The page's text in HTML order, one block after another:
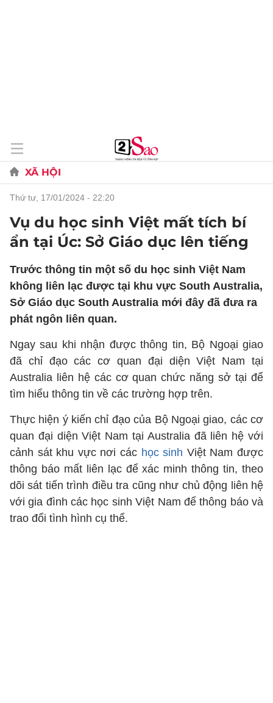
XÃ HỘI
thứ tư, 17/01/2024 - 22:20
Vụ du học sinh Việt mất tích bí
ẩn tại Úc: Sở Giáo dục lên tiếng
Trước thông tin một số du học sinh Việt Nam
không liên lạc được tại khu vực South Australia,
Sở Giáo dục South Australia mới đây đã đưa ra
phát ngôn liên quan.
Ngay sau khi nhận được thông tin, Bộ Ngoại giao
đã chỉ đạo các cơ quan đại diện Việt Nam tại
Australia liên hệ các cơ quan chức năng sở tại để
tìm hiểu thông tin về các trường hợp trên.
Thực hiện ý kiến chỉ đạo của Bộ Ngoại giao, các cơ
quan đại diện Việt Nam tại Australia đã liên hệ với
cảnh sát khu vực nơi các học sinh Việt Nam được
thông báo mất liên lạc để xác minh thông tin, theo
dõi sát tiến trình điều tra cũng như chủ động liên hệ
với gia đình các học sinh Việt Nam để thông báo và
trao đổi tình hình cụ thể.